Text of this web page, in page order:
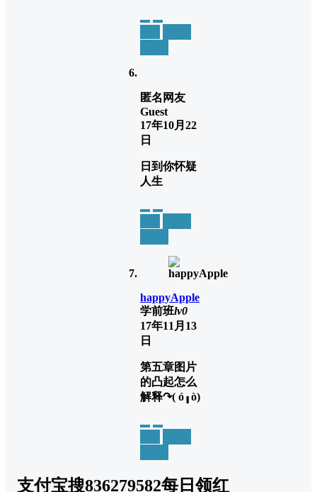
匿名网友
Guest
17年10月22
日
日到你怀疑
人生
happyApple
学前班lv0
17年11月13
日
第五章图片
的凸起怎么
解释↷( ó╻ò)
支付宝搜836279582每日领红